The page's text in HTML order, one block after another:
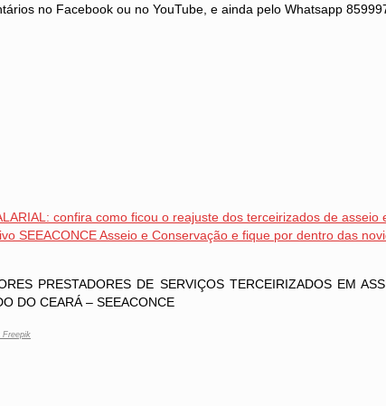
no Facebook ou no YouTube, e ainda pelo Whatsapp
confira como ficou o reajuste dos terceirizados de
SEEACONCE Asseio e Conservação e fique por dentro das
PRESTADORES DE SERVIÇOS TERCEIRIZADOS EM
DO CEARÁ – SEEACONCE
Freepik